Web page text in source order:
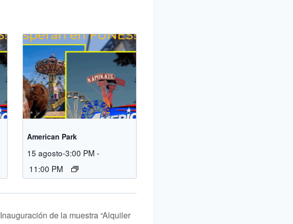
American Park
15 agosto-3:00 PM -
11:00 PM
Inauguración de la muestra “Alquiler